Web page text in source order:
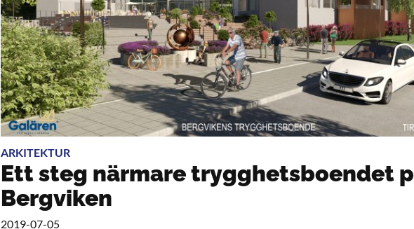
ARKITEKTUR
Ett steg närmare trygghetsboendet
Bergviken
2019-07-05